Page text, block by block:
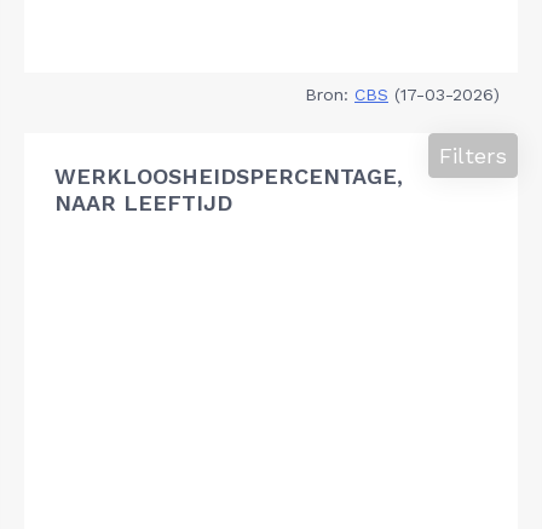
Bron: CBS (17-03-2026)
WERKLOOSHEIDSPERCENTAGE,
NAAR LEEFTIJD
Filters